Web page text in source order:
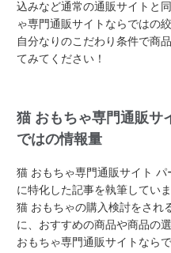
込みなど通常の通販サイトと
ゃ専門通販サイトならではの
自分なりのこだわり条件で商
てみてください！
猫 おもちゃ専門通販サ
ではの情報量
猫 おもちゃ専門通販サイト
に特化した記事を執筆していま
猫 おもちゃの購入検討をされ
に、おすすめの商品や商品の
おもちゃ専門通販サイトなら